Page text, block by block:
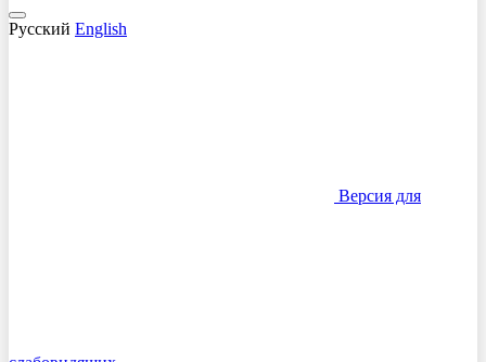
Русский English
Версия для